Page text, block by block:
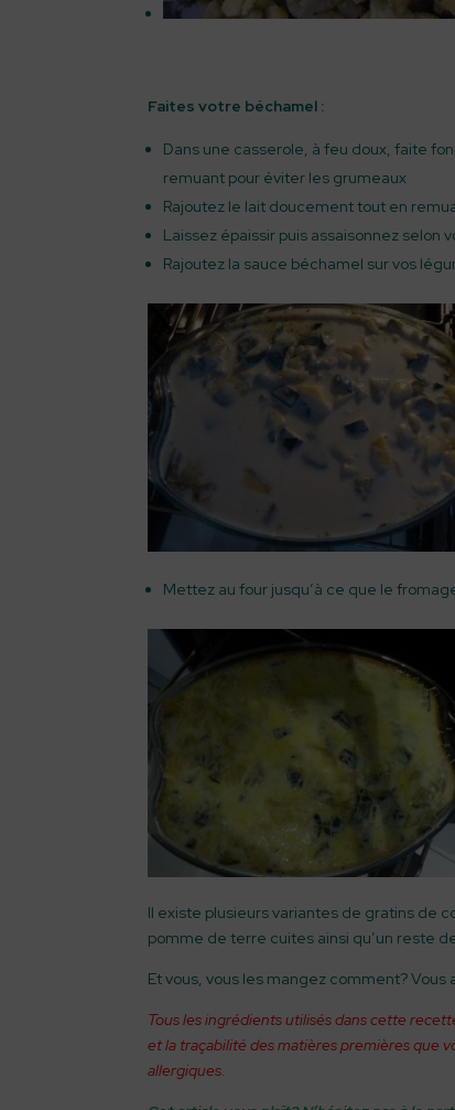
Faites votre béchamel :
Dans une casserole, à feu doux, faite
remuant pour éviter les grumeaux
Rajoutez le lait doucement tout en
Laissez épaissir puis assaisonnez selon
Rajoutez la sauce béchamel sur vos
Mettez au four jusqu’à ce que le
Il existe plusieurs variantes de gratins de
pomme de terre cuites ainsi qu’un reste
Et vous, vous les mangez comment?
Tous les ingrédients utilisés dans cette
et la traçabilité des matières premières que
allergiques.